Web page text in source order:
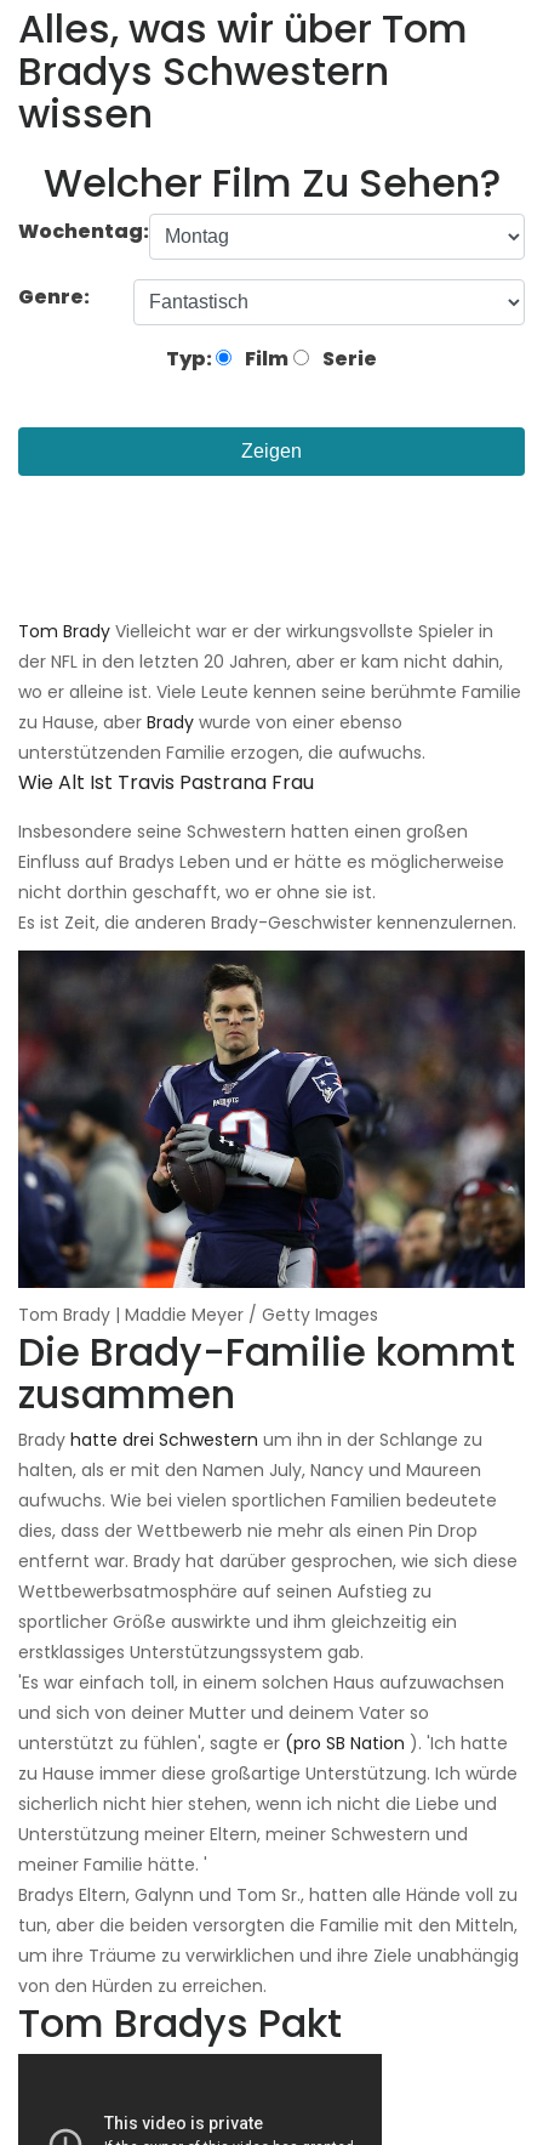
Alles, was wir über Tom
Bradys Schwestern
wissen
Welcher Film Zu Sehen?
Wochentag:
Genre:
Typ: Film Serie
Zeigen
Tom Brady Vielleicht war er der wirkungsvollste Spieler in
der NFL in den letzten 20 Jahren, aber er kam nicht dahin,
wo er alleine ist. Viele Leute kennen seine berühmte Familie
zu Hause, aber Brady wurde von einer ebenso
unterstützenden Familie erzogen, die aufwuchs.
Wie Alt Ist Travis Pastrana Frau
Insbesondere seine Schwestern hatten einen großen
Einfluss auf Bradys Leben und er hätte es möglicherweise
nicht dorthin geschafft, wo er ohne sie ist.
Es ist Zeit, die anderen Brady-Geschwister kennenzulernen.
Tom Brady | Maddie Meyer / Getty Images
Die Brady-Familie kommt
zusammen
Brady hatte drei Schwestern um ihn in der Schlange zu
halten, als er mit den Namen July, Nancy und Maureen
aufwuchs. Wie bei vielen sportlichen Familien bedeutete
dies, dass der Wettbewerb nie mehr als einen Pin Drop
entfernt war. Brady hat darüber gesprochen, wie sich diese
Wettbewerbsatmosphäre auf seinen Aufstieg zu
sportlicher Größe auswirkte und ihm gleichzeitig ein
erstklassiges Unterstützungssystem gab.
'Es war einfach toll, in einem solchen Haus aufzuwachsen
und sich von deiner Mutter und deinem Vater so
unterstützt zu fühlen', sagte er (pro SB Nation ). 'Ich hatte
zu Hause immer diese großartige Unterstützung. Ich würde
sicherlich nicht hier stehen, wenn ich nicht die Liebe und
Unterstützung meiner Eltern, meiner Schwestern und
meiner Familie hätte. '
Bradys Eltern, Galynn und Tom Sr., hatten alle Hände voll zu
tun, aber die beiden versorgten die Familie mit den Mitteln,
um ihre Träume zu verwirklichen und ihre Ziele unabhängig
von den Hürden zu erreichen.
Tom Bradys Pakt